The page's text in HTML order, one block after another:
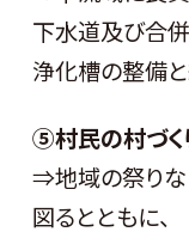
下水道及び合併
浄化槽の整備
⑤村民の村づく
⇒地域の祭りな
図るとともに、